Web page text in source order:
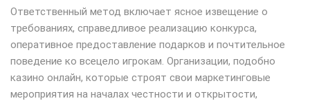
Ответственный метод включает ясное извещение о
требованиях, справедливое реализацию конкурса,
оперативное предоставление подарков и почтительное
поведение ко всецело игрокам. Организации, подобно
казино онлайн, которые строят свои маркетинговые
мероприятия на началах честности и открытости,